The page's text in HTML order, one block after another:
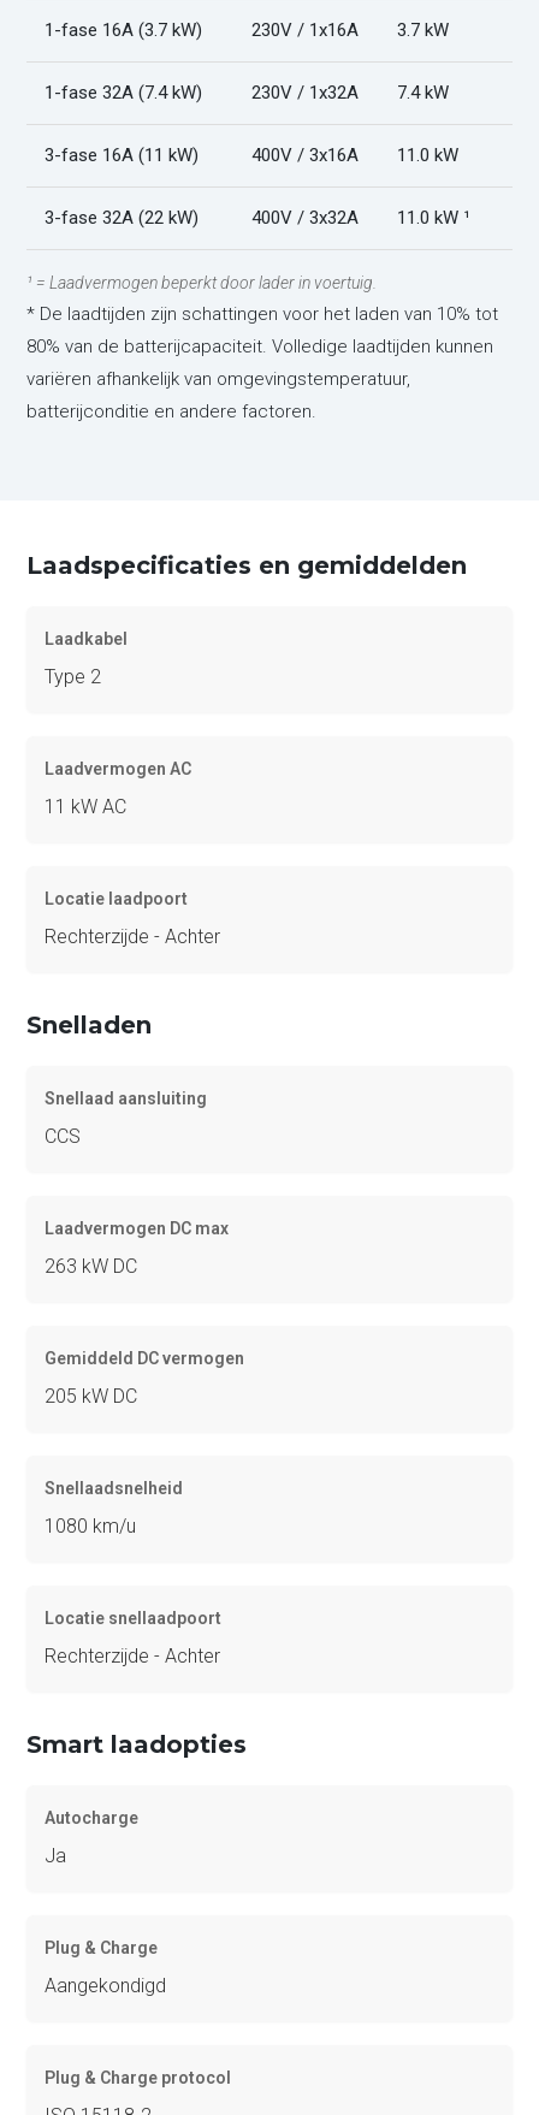
1-fase 16A (3.7 kW) 230V / 1x16A 3.7 kW
1-fase 32A (7.4 kW) 230V / 1x32A 7.4 kW
3-fase 16A (11 kW) 400V / 3x16A 11.0 kW
3-fase 32A (22 kW) 400V / 3x32A 11.0 kW ¹
¹ = Laadvermogen beperkt door lader in voertuig.
* De laadtijden zijn schattingen voor het laden van 10% tot
80% van de batterijcapaciteit. Volledige laadtijden kunnen
variëren afhankelijk van omgevingstemperatuur,
batterijconditie en andere factoren.
Laadspecificaties en gemiddelden
Laadkabel
Type 2
Laadvermogen AC
11 kW AC
Locatie laadpoort
Rechterzijde - Achter
Snelladen
Snellaad aansluiting
CCS
Laadvermogen DC max
263 kW DC
Gemiddeld DC vermogen
205 kW DC
Snellaadsnelheid
1080 km/u
Locatie snellaadpoort
Rechterzijde - Achter
Smart laadopties
Autocharge
Ja
Plug & Charge
Aangekondigd
Plug & Charge protocol